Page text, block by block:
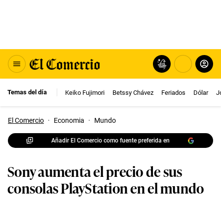
Temas del día Keiko Fujimori Betssy Chávez Feriados Dólar
El Comercio · Economia · Mundo
Añadir El Comercio como fuente preferida en
Sony aumenta el precio de sus
consolas PlayStation en el mundo